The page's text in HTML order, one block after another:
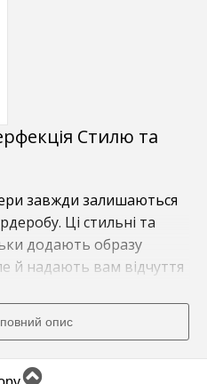
Стилю та
завжди залишаються
Ці стильні та
додають образу
й надають вам відчуття
безліч варіантів
поєднують в собі
якість.
опис